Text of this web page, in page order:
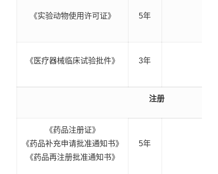
《实验动物使用许可证》 5年
《医疗器械临床试验批件》 3年
注册
《药品注册证》
《药品补充申请批准通知书》
《药品再注册批准通知书》
5年